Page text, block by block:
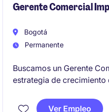
Gerente Comercial
Bogotá
Permanente
Buscamos un Gerente
estrategia de
impulsandoVer Empleo